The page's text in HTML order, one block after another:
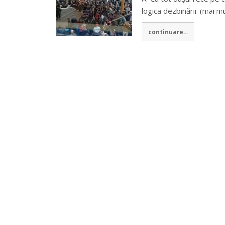
logica dezbinării. (mai
continuare...